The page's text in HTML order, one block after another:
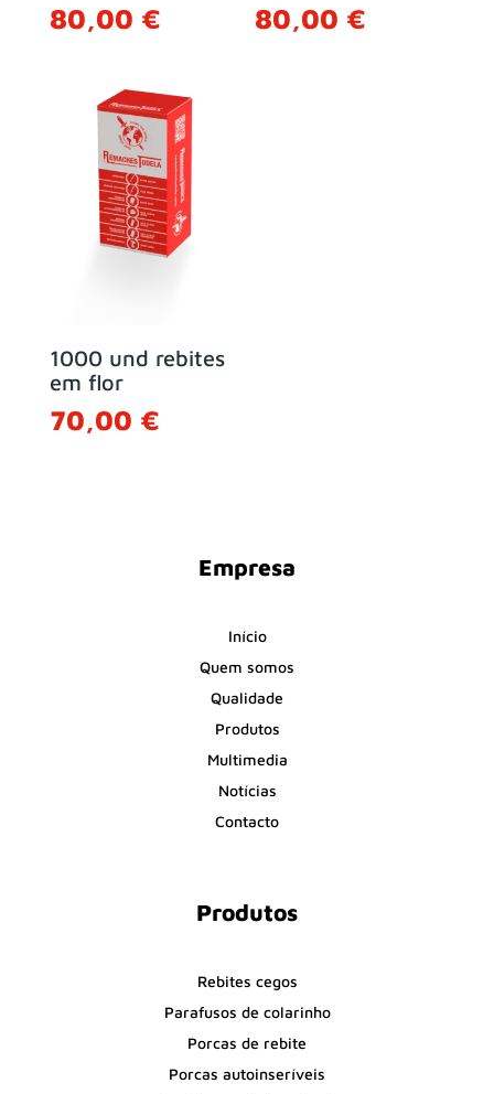
80,00 € 80,00 €
1000 und rebites
em flor
70,00 €
Empresa
Início
Quem somos
Qualidade
Produtos
Multimedia
Notícias
Contacto
Produtos
Rebites cegos
Parafusos de colarinho
Porcas de rebite
Porcas autoinseríveis